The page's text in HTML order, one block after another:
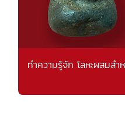
ทำความรู้จัก โลหะผสมสำ